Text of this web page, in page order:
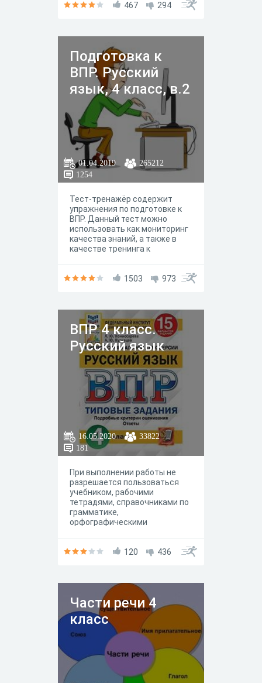
позволяют выявить уровень
и провести необходимую
коррекционную работу.
467 294
Подготовка к
ВПР. Русский
язык, 4 класс, в.2
01.04.2019
265212
1254
Тест-тренажёр содержит
упражнения по подготовке к
ВПР. Данный тест можно
использовать как мониторинг
качества знаний, а также в
качестве тренинга к
позволяют выявить уровень
и провести необходимую
коррекционную работу.
1503 973
ВПР 4 класс.
Русский язык
16.05.2020
33822
181
При выполнении работы не
разрешается пользоваться
учебником, рабочими
тетрадями, справочниками по
грамматике,
орфографическими
120
436
Части речи 4
класс